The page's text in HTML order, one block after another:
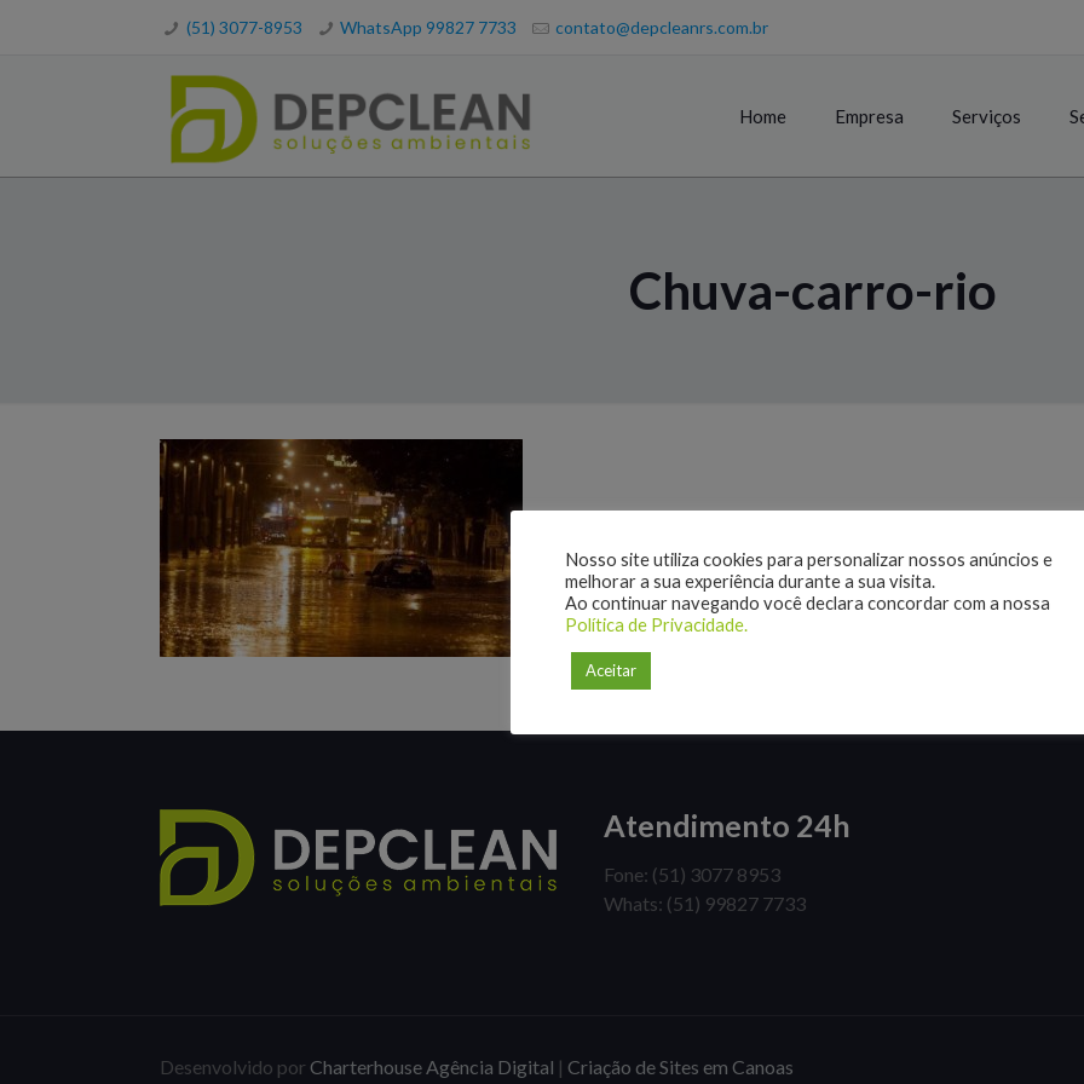
(51) 3077-8953 WhatsApp 99827 7733 contato@depcleanrs.com.br
Home Empresa Serviços
Chuva-carro-rio
Atendimento 24h
Fone: (51) 3077 8953
Whats: (51) 99827 7733
Desenvolvido por Charterhouse Agência Digital | Criação de Sites em Canoas
Nosso site utiliza cookies para personalizar nossos anúncios e
melhorar a sua experiência durante a sua visita.
Ao continuar navegando você declara concordar com a nossa
Política de Privacidade.
Aceitar